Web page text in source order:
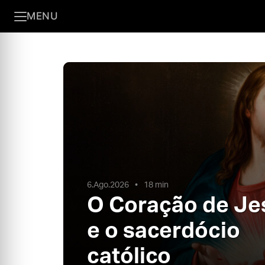
MENU
6.Ago.2026 18 min
O Coração de
e o sacerdócio
católico